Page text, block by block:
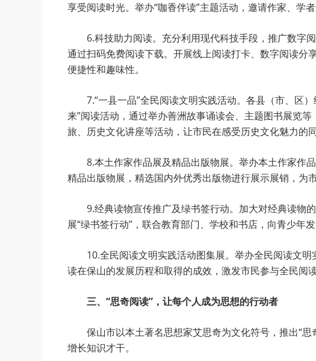
享受阅读时光。举办“咖香伴读”主题活动，邀请作家、学
6.科技助力阅读。充分利用现代科技手段，推广数字
通过扫码免费阅读下载。开展线上阅读打卡、数字阅读
便捷性和趣味性。
7.“一县一品”全民阅读文明实践活动。各县（市、区
来”阅读活动，通过举办善洲故事诵读会、主题图书展览
旅、历史文化讲座等活动，让市民在感受历史文化魅力的
8.本土作家作品展及精品出版物展。举办本土作家作
精品出版物展，精选国内外优秀出版物进行展示展销，为
9.经典读物宣传推广及绿书签行动。加大对经典读物
展“绿书签行动”，联合教育部门、学校和书店，向青少年
10.全民阅读文明实践活动图集展。举办全民阅读文
读在保山的发展历程和取得的成效，激发市民参与全民阅
三、“思奇阅读”，让每个人成为思想的行动者
保山市以本土著名思想家艾思奇为文化符号，推出“
增长知识才干。